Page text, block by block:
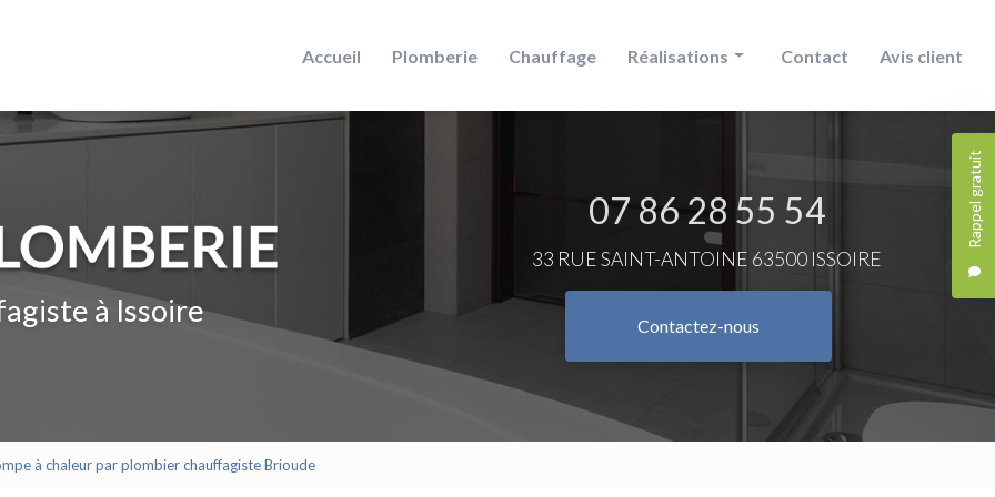
Rappel gratuit
Accueil Plomberie Chauffage Réalisations
Salle de bain
Contact Avis client
à Issoire
07 86 28 55 54
33 RUE SAINT-ANTOINE 63500 ISSOIRE
Contactez-nous
à chaleur par plombier chauffagiste Brioude